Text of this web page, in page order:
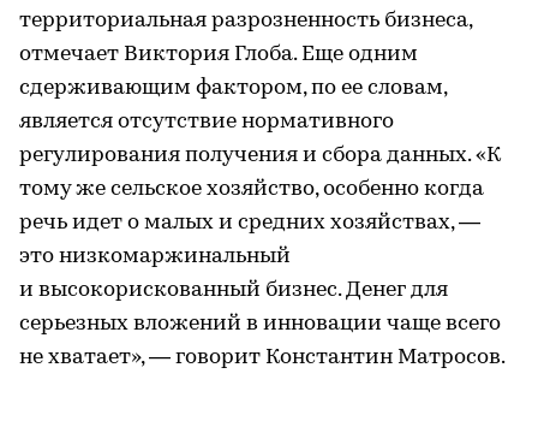
территориальная разрозненность бизнеса,
отмечает Виктория Глоба. Еще одним
сдерживающим фактором, по ее словам,
является отсутствие нормативного
регулирования получения и сбора данных. «К
тому же сельское хозяйство, особенно когда
речь идет о малых и средних хозяйствах, —
это низкомаржинальный
и высокорискованный бизнес. Денег для
серьезных вложений в инновации чаще всего
не хватает», — говорит Константин Матросов.